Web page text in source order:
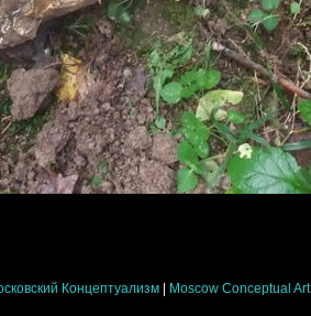
Концептуализм| Moscow Conceptual Art